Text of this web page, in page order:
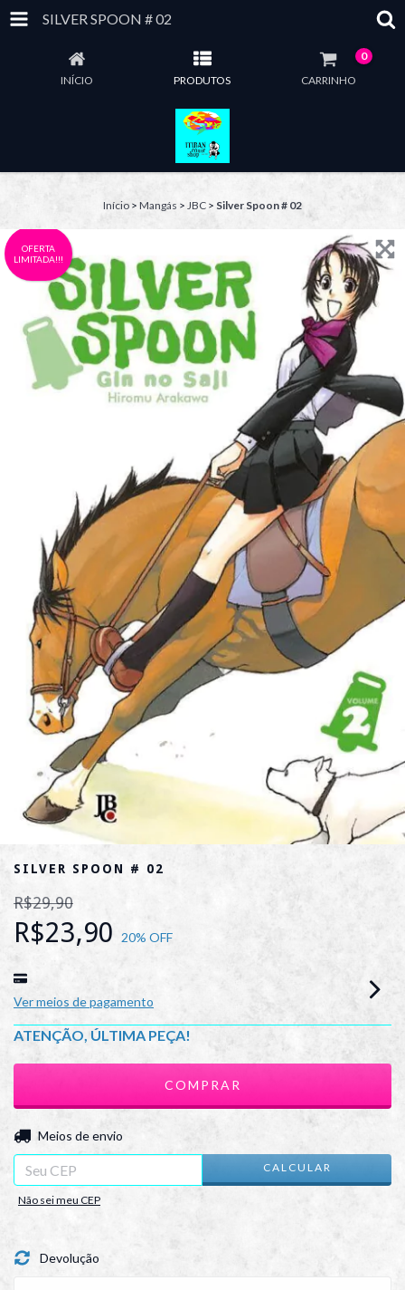
SILVER SPOON # 02
INÍCIO PRODUTOS CARRINHO
0
Início > Mangás > JBC > Silver Spoon # 02
OFERTA
LIMITADA!!!
SILVER SPOON # 02
R$29,90
R$23,90 20% OFF
Ver meios de pagamento
ATENÇÃO, ÚLTIMA PEÇA!
Entregas para o CEP:
Meios de envio
CALCULAR
Não sei meu CEP
Devolução